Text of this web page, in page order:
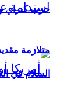
حزب كيراي
السلام في